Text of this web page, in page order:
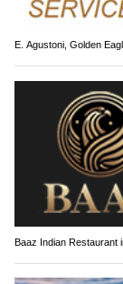
E. Agustoni, Golden
Baaz Indian Restaurant